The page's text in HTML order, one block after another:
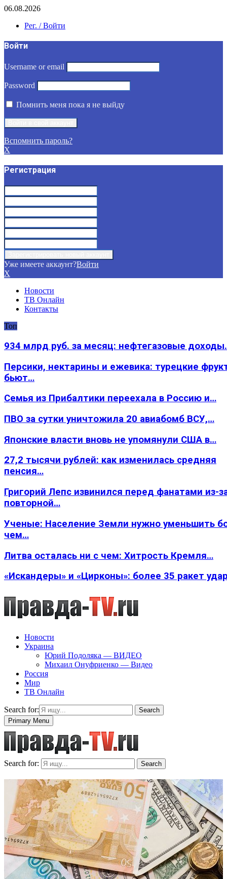
06.08.2026
Рег. / Войти
Войти
Username or email
Password
Помнить меня пока я не выйду
Вспомнить пароль?
X
Регистрация
Уже имеете аккаунт?Войти
X
Новости
ТВ Онлайн
Контакты
Топ
934 млрд руб. за месяц: нефтегазовые
Персики, нектарины и ежевика: турецкие
бьют…
Семья из Прибалтики переехала в Россию и…
ПВО за сутки уничтожила 20 авиабомб ВСУ,…
Японские власти вновь не упомянули США в…
27,2 тысячи рублей: как изменилась средняя
пенсия…
Григорий Лепс извинился перед фанатами из-
повторной…
Ученые: Население Земли нужно уменьшить
чем…
Литва осталась ни с чем: Хитрость Кремля…
«Искандеры» и «Цирконы»: более 35 ракет
Новости
Украина
Юрий Подоляка — ВИДЕО
Михаил Онуфриенко — Видео
Россия
Мир
ТВ Онлайн
Search for:
Search
Primary Menu
Search for: Search